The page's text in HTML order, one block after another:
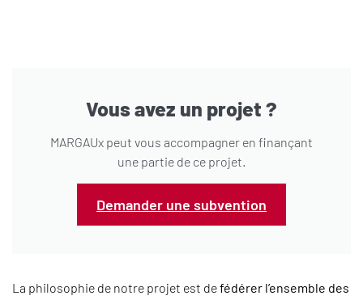
Vous avez un projet ?
MARGAUx peut vous accompagner en finançant
une partie de ce projet.
Demander une subvention
La philosophie de notre projet est defédérer l’ensemble des